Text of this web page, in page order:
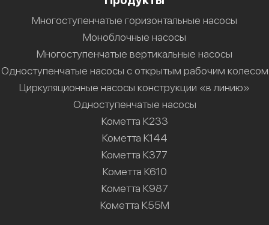
Многоступенчатые горизонтальные насосы
Моноблочные насосы
Многоступенчатые вертикальные насосы
Одноступенчатые насосы с открытым рабочим колесом
Циркуляционные насосы конструкции «в линию»
Одноступенчатые насосы
Кометта К233
Кометта К144
Кометта К377
Кометта К610
Кометта К987
Кометта К55М